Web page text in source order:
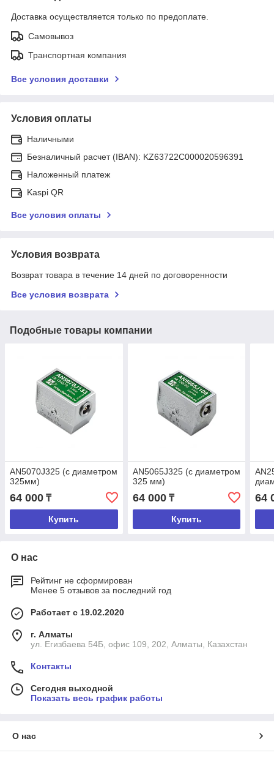
Доставка осуществляется только по предоплате.
Самовывоз
Транспортная компания
Все условия доставки
Условия оплаты
Наличными
Безналичный расчет (IBAN): KZ63722C000020596391
Наложенный платеж
Kaspi QR
Все условия оплаты
Условия возврата
Возврат товара в течение 14 дней по договоренности
Все условия возврата
Подобные товары компании
AN5070J325 (с диаметром
325мм)
64 000 ₸
Купить
AN5065J325 (с диаметром
325 мм)
64 000₸
Купить
64
О нас
Рейтинг не сформирован
Менее 5 отзывов за последний год
Работает с 19.02.2020
г. Алматы
ул. Егизбаева 54Б, офис 109, 202, Алматы, Казахстан
Контакты
Сегодня выходной
Показать весь график работы
О нас